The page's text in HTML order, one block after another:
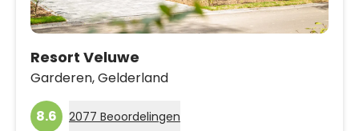
Resort Veluwe
Garderen,Gelderland
8.6 2077 Beoordelingen